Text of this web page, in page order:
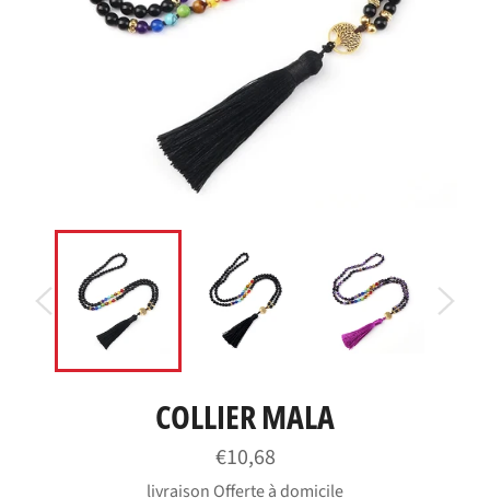
COLLIER MALA
Prix
régulier
€10,68
livraison Offerte à domicile